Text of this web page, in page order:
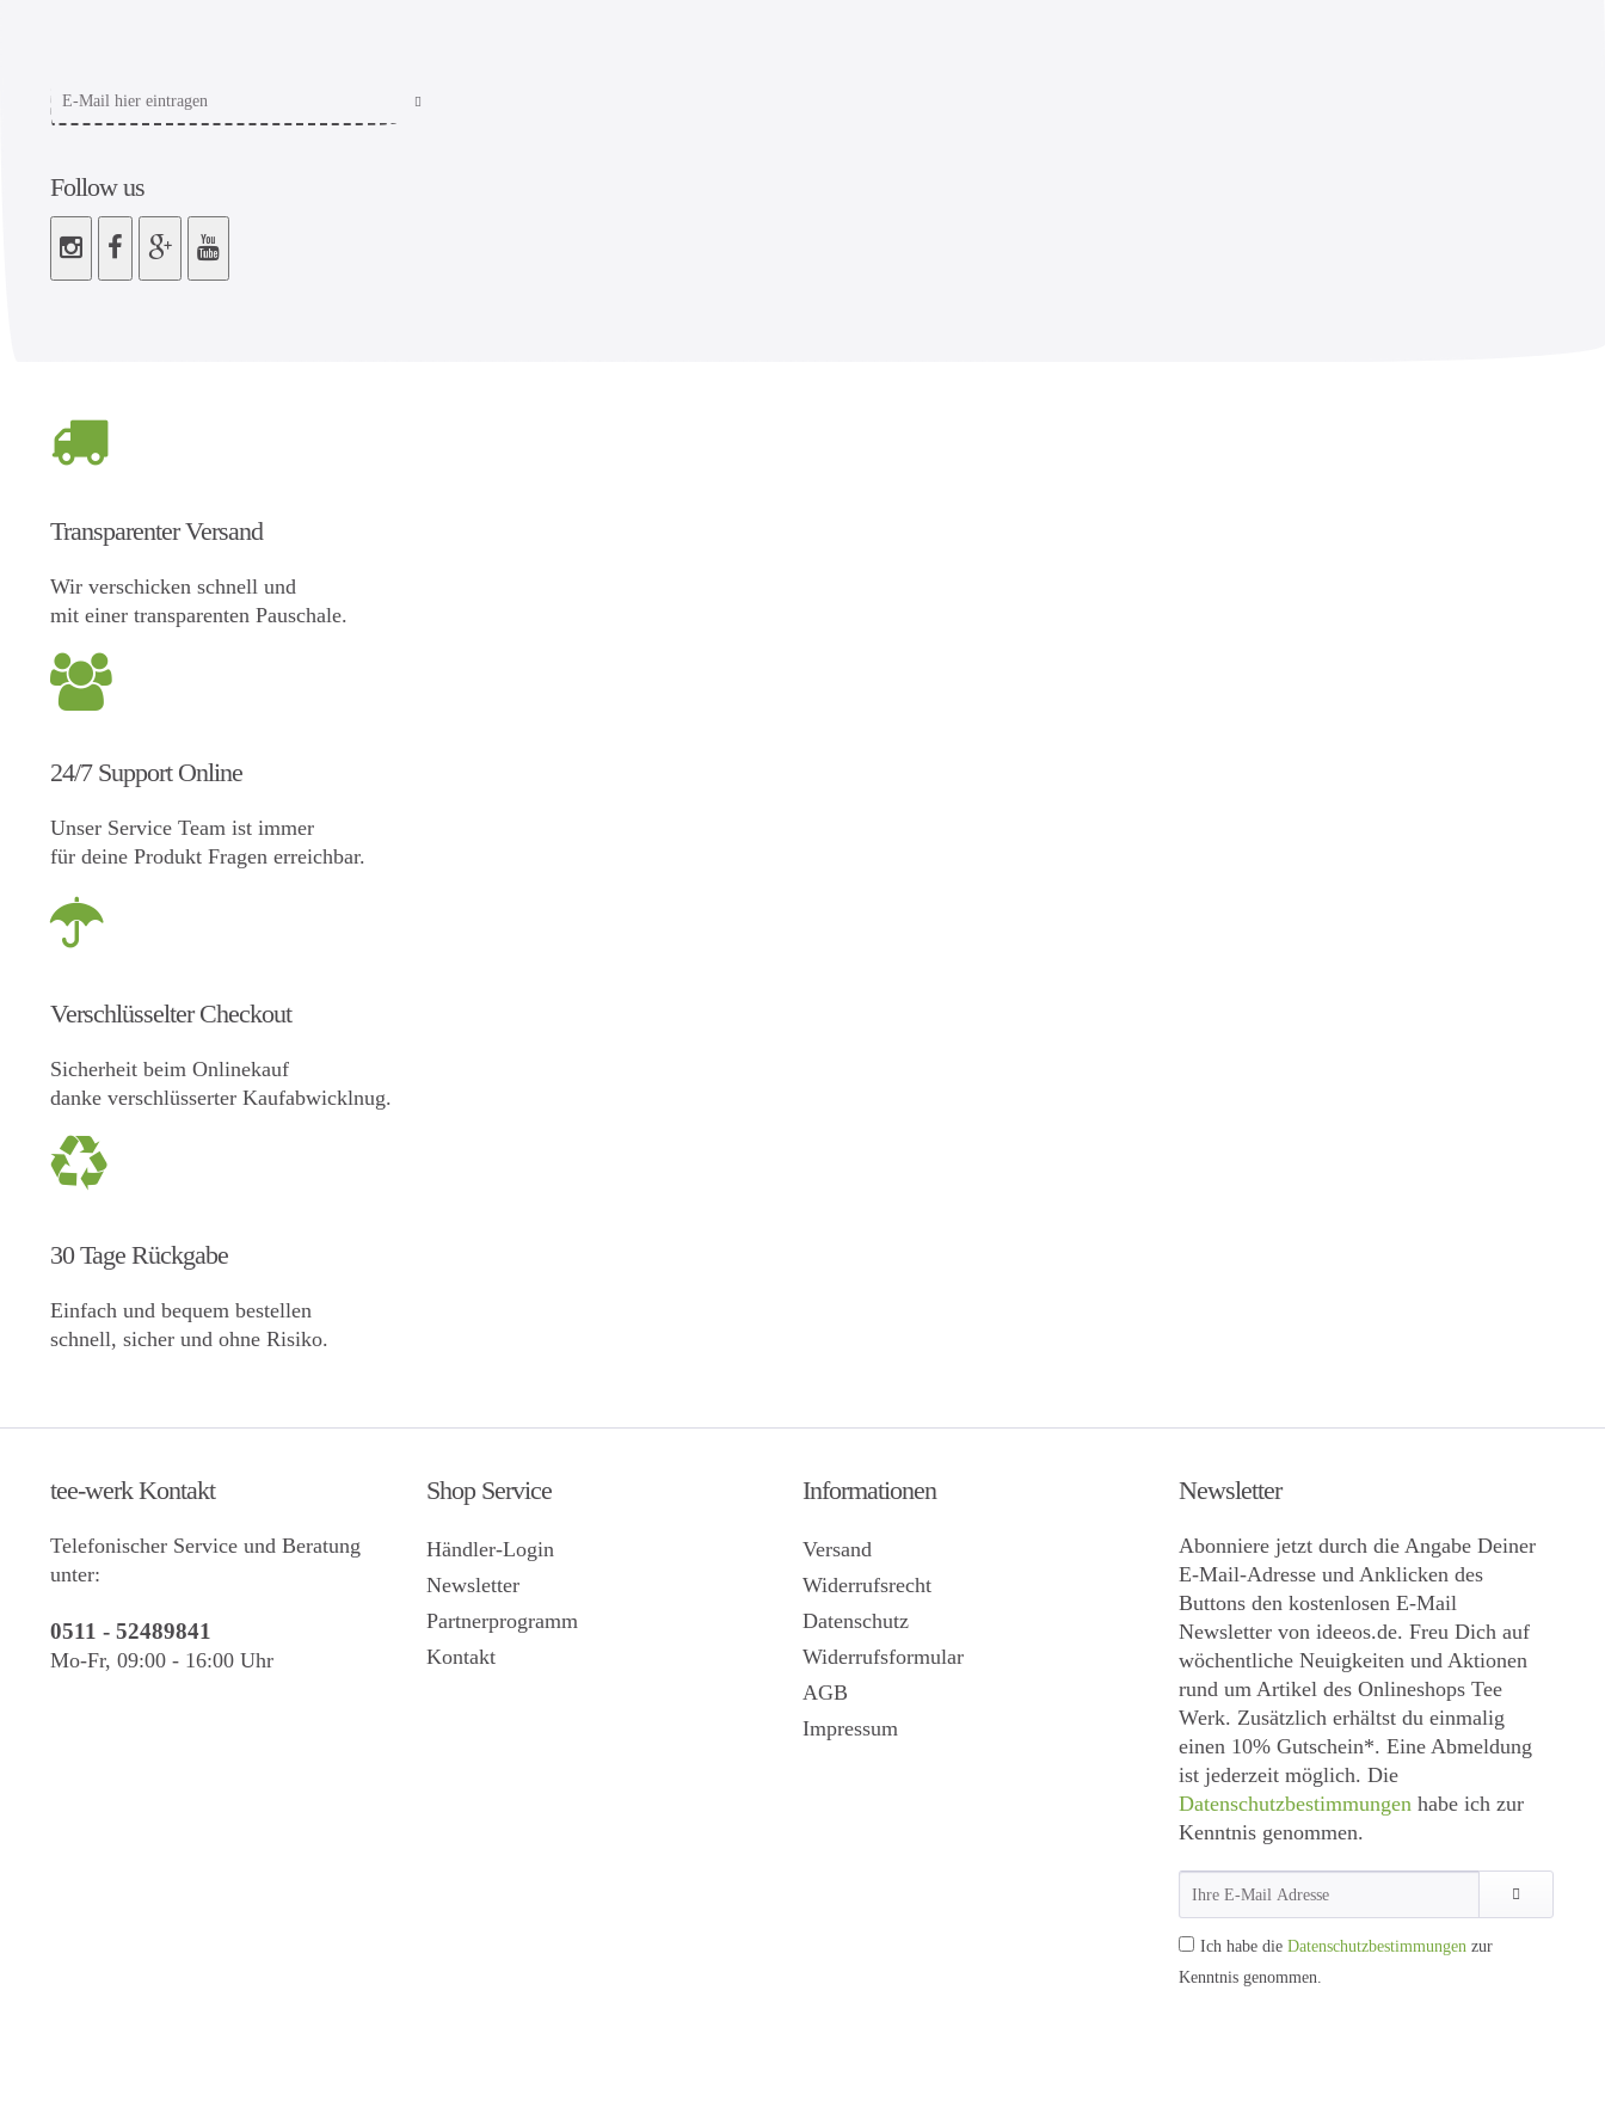
Follow us
Transparenter Versand
Wir verschicken schnell und
mit einer transparenten Pauschale.
24/7 Support Online
Unser Service Team ist immer
für deine Produkt Fragen erreichbar.
Verschlüsselter Checkout
Sicherheit beim Onlinekauf
danke verschlüsserter Kaufabwicklnug.
30 Tage Rückgabe
Einfach und bequem bestellen
schnell, sicher und ohne Risiko.
tee-werk Kontakt
Telefonischer Service und Beratung
unter:
0511 - 52489841
Mo-Fr, 09:00 - 16:00 Uhr
Shop Service
Händler-Login
Newsletter
Partnerprogramm
Kontakt
Informationen
Versand
Widerrufsrecht
Datenschutz
Widerrufsformular
AGB
Impressum
Newsletter
Abonniere jetzt durch die Angabe Deiner
E-Mail-Adresse und Anklicken des
Buttons den kostenlosen E-Mail
Newsletter von ideeos.de. Freu Dich auf
wöchentliche Neuigkeiten und Aktionen
rund um Artikel des Onlineshops Tee
Werk. Zusätzlich erhältst du einmalig
einen 10% Gutschein*. Eine Abmeldung
ist jederzeit möglich. Die
Datenschutzbestimmungen habe ich zur
Kenntnis genommen.
Ich habe die Datenschutzbestimmungen zur
Kenntnis genommen.